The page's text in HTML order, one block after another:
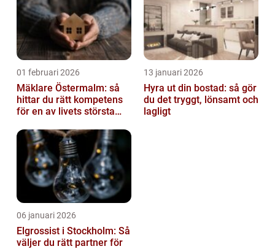
01 februari 2026
Mäklare Östermalm: så
hittar du rätt kompetens
för en av livets största
13 januari 2026
Hyra ut din bostad: så gör
du det tryggt, lönsamt och
lagligt
06 januari 2026
Elgrossist i Stockholm: Så
väljer du rätt partner för